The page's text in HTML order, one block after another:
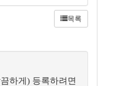
목록
하게) 등록하려면